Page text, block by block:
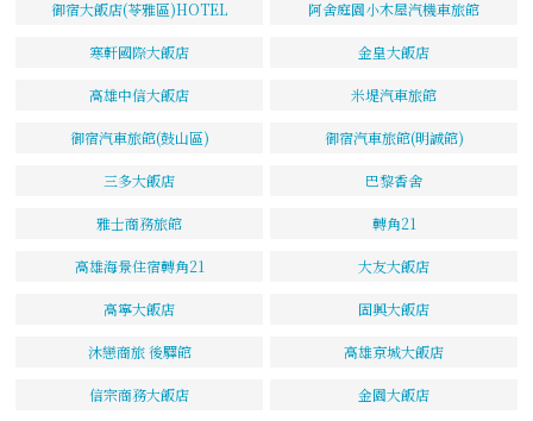
御宿大飯店(苓雅區)HOTEL 阿舍庭園小木屋汽機車旅館
寒軒國際大飯店 金皇大飯店
高雄中信大飯店 米堤汽車旅館
御宿汽車旅館(鼓山區) 御宿汽車旅館(明誠館)
三多大飯店 巴黎香舍
雅士商務旅館 轉角21
高雄海景住宿轉角21 大友大飯店
高寧大飯店 固興大飯店
沐戀商旅 後驛館 高雄京城大飯店
信宗商務大飯店 金園大飯店